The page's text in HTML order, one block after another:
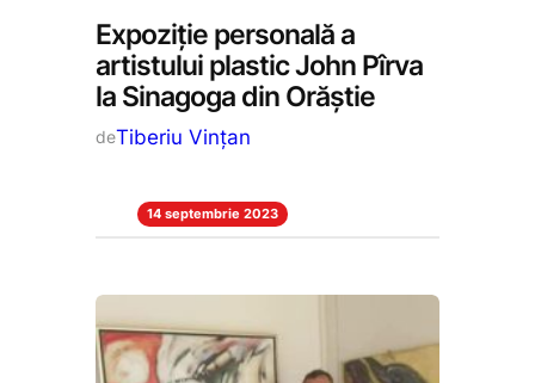
Expoziție personală a
artistului plastic John Pîrva
la Sinagoga din Orăștie
deTiberiu Vințan
14 septembrie 2023